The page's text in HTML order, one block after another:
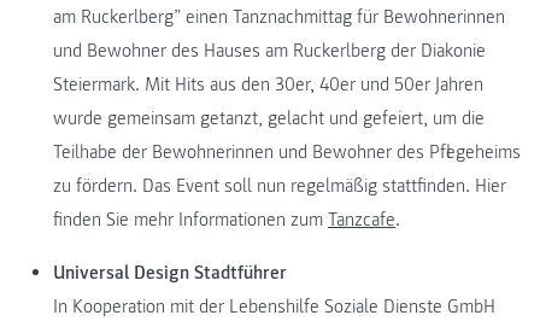
am Ruckerlberg” einen Tanznachmittag für Bewohnerinnen
und Bewohner des Hauses am Ruckerlberg der Diakonie
Steiermark. Mit Hits aus den 30er, 40er und 50er Jahren
wurde gemeinsam getanzt, gelacht und gefeiert, um die
Teilhabe der Bewohnerinnen und Bewohner des Pflegeheims
zu fördern. Das Event soll nun regelmäßig stattfinden. Hier
finden Sie mehr Informationen zum Tanzcafe.
Universal Design Stadtführer
In Kooperation mit der Lebenshilfe Soziale Dienste GmbH